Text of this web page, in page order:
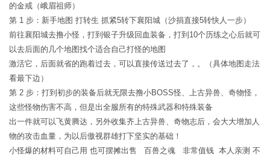
的金戒（峨眉祖师）
第 1 步：新手地图 打转生 抓紧5转下襄阳城（沙捐直接5转快人一步）
前往襄阳城去撸小怪，打到银子升级回血装备，打到10个历练之心后就可
以去后面的几个地图找个适合自己打怪的地图
激活它，后面就省的跑着过去，可以直接传送过去了，。（具体地图走法
看最下边）
第 2 步：打到初步的装备后就无限去撸小BOSS怪、上古异兽、奇物怪，
这些怪物伤害不高，但是出全服所有的特殊武器和特殊装备
出一件就可以飞黄腾达，另外收集齐上古异兽、奇物志后，会大大增加人
物的攻击血量，为以后傲视群雄打下坚实的基础！
小怪爆的材料可自己用 也可摆摊出售 百兽之魂 非常值钱 本人亲测 不